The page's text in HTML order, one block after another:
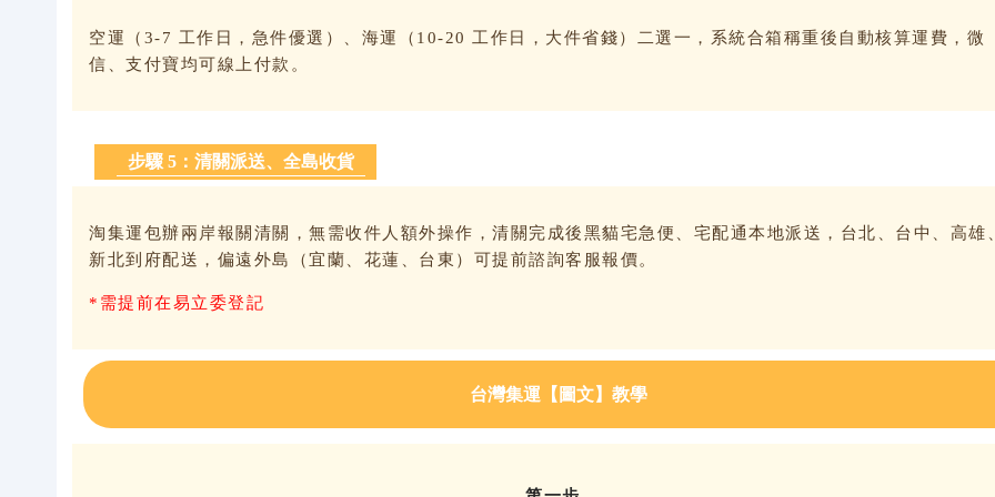
空運（3-7 工作日，急件優選）、海運（10-20 工作日，大件省錢）二選一，系統合箱稱重後自動核算運費，微
信、支付寶均可線上付款。
步驟 5：清關派送、全島收貨
淘集運包辦兩岸報關清關，無需收件人額外操作，清關完成後黑貓宅急便、宅配通本地派送，台北、台中、高雄
新北到府配送，偏遠外島（宜蘭、花蓮、台東）可提前諮詢客服報價。
*需提前在易立委登記
台灣集運【圖文】教學